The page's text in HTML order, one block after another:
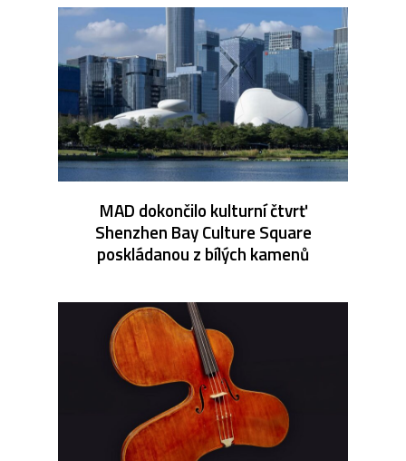
MAD dokončilo kulturní čtvrť
Shenzhen Bay Culture Square
poskládanou z bílých kamenů